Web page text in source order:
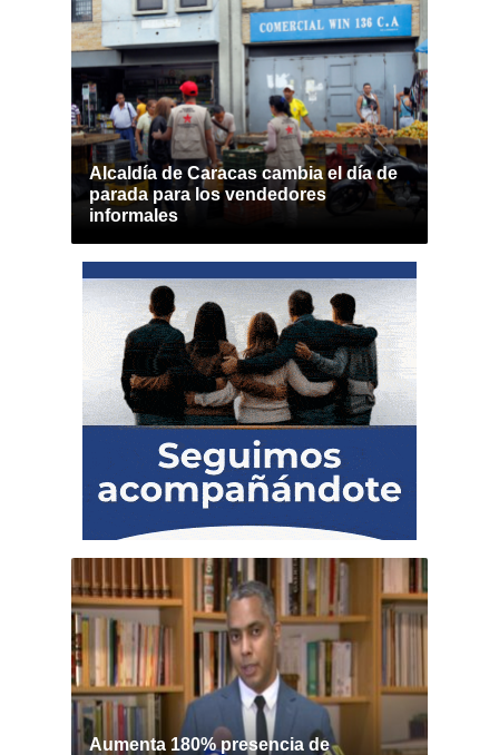
Alcaldía de Caracas cambia el día de
parada para los vendedores
informales
Aumenta 180% presencia de